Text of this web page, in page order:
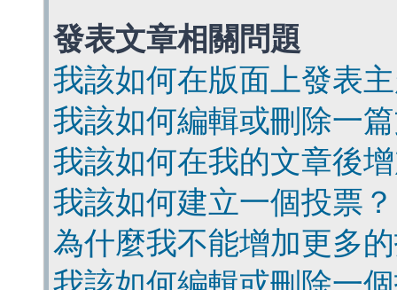
發表文章相關問題
我該如何在版面上發表
我該如何編輯或刪除一
我該如何在我的文章後
我該如何建立一個投票？
為什麼我不能增加更多